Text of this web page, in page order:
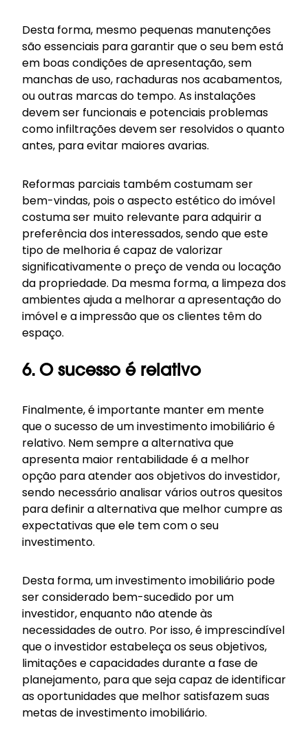
Desta forma, mesmo pequenas manutenções
são essenciais para garantir que o seu bem está
em boas condições de apresentação, sem
manchas de uso, rachaduras nos acabamentos,
ou outras marcas do tempo. As instalações
devem ser funcionais e potenciais problemas
como infiltrações devem ser resolvidos o quanto
antes, para evitar maiores avarias.
Reformas parciais também costumam ser
bem-vindas, pois o aspecto estético do imóvel
costuma ser muito relevante para adquirir a
preferência dos interessados, sendo que este
tipo de melhoria é capaz de valorizar
significativamente o preço de venda ou locação
da propriedade. Da mesma forma, a limpeza dos
ambientes ajuda a melhorar a apresentação do
imóvel e a impressão que os clientes têm do
espaço.
6. O sucesso é relativo
Finalmente, é importante manter em mente
que o sucesso de um investimento imobiliário é
relativo. Nem sempre a alternativa que
apresenta maior rentabilidade é a melhor
opção para atender aos objetivos do investidor,
sendo necessário analisar vários outros quesitos
para definir a alternativa que melhor cumpre as
expectativas que ele tem com o seu
investimento.
Desta forma, um investimento imobiliário pode
ser considerado bem-sucedido por um
investidor, enquanto não atende às
necessidades de outro. Por isso, é imprescindível
que o investidor estabeleça os seus objetivos,
limitações e capacidades durante a fase de
planejamento, para que seja capaz de identificar
as oportunidades que melhor satisfazem suas
metas de investimento imobiliário.